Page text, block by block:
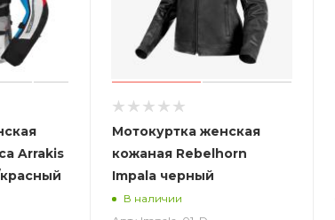
Arrakis
Мотокуртка женская
кожаная Rebelhorn
Impala черный
В наличии